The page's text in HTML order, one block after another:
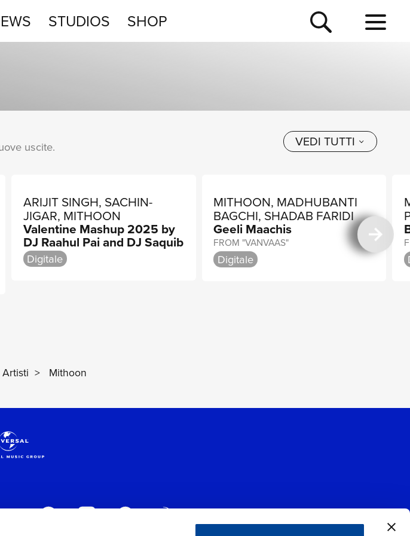
STUDIOS SHOP
uscite. VEDI TUTTI
ARIJIT SINGH, SACHIN-
JIGAR, MITHOON
Valentine Mashup 2025 by
DJ Raahul Pai and DJ Saquib
Digitale
MITHOON, MADHUBANTI
BAGCHI, SHADAB FARIDI
Geeli Maachis
FROM "VANVAAS"
Digitale
Artisti > Mithoon
TOUR